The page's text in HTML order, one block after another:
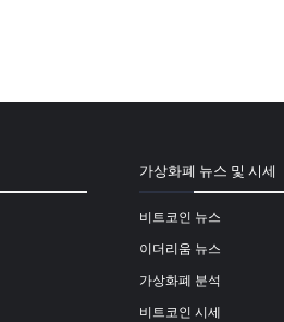
가상화폐 뉴스 및 시세
비트코인 뉴스
이더리움 뉴스
가상화폐 분석
비트코인 시세